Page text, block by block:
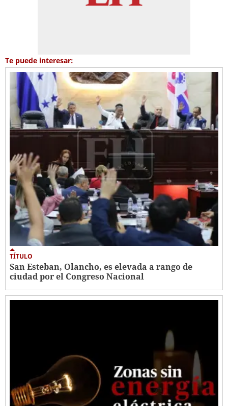
Te puede interesar:
TÍTULO
San Esteban, Olancho, es elevada a rango de
ciudad por el Congreso Nacional